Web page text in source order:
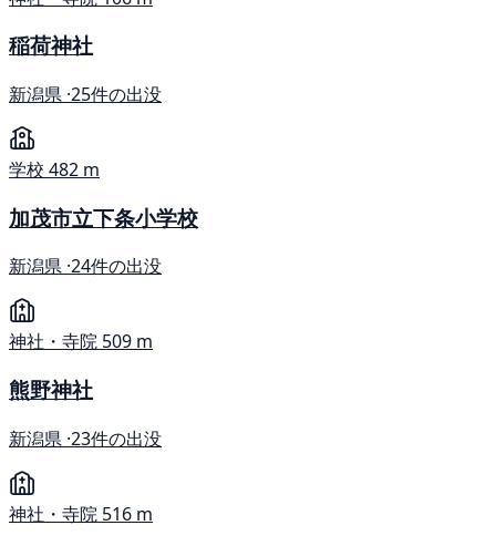
稲荷神社
新潟県 ·25件の出没
学校 482 m
加茂市立下条小学校
新潟県 ·24件の出没
神社・寺院 509 m
熊野神社
新潟県 ·23件の出没
神社・寺院 516 m